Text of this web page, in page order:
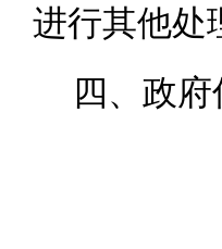
进行其他处
四、政